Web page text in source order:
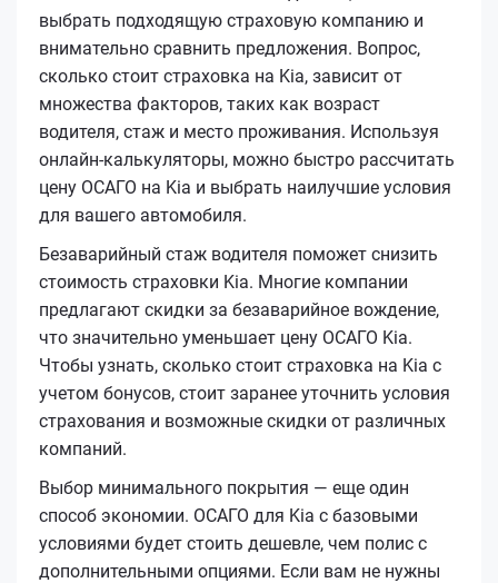
выбрать подходящую страховую компанию и
внимательно сравнить предложения. Вопрос,
сколько стоит страховка на Kia, зависит от
множества факторов, таких как возраст
водителя, стаж и место проживания. Используя
онлайн-калькуляторы, можно быстро рассчитать
цену ОСАГО на Kia и выбрать наилучшие условия
для вашего автомобиля.
Безаварийный стаж водителя поможет снизить
стоимость страховки Kia. Многие компании
предлагают скидки за безаварийное вождение,
что значительно уменьшает цену ОСАГО Kia.
Чтобы узнать, сколько стоит страховка на Kia с
учетом бонусов, стоит заранее уточнить условия
страхования и возможные скидки от различных
компаний.
Выбор минимального покрытия — еще один
способ экономии. ОСАГО для Kia с базовыми
условиями будет стоить дешевле, чем полис с
дополнительными опциями. Если вам не нужны